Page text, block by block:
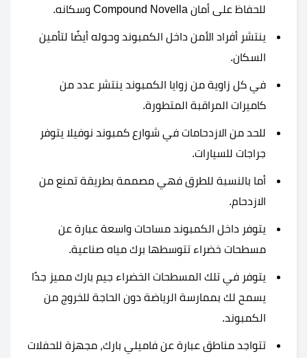
للحفاظ على أمان Compound Novella وسكانه.
ينتشر أفراد الأمن داخل الكمبوند وحوله أيضًا لتأمين
السكان.
في كل زاوية من زوايا الكمبوند ينتشر عدد من
كاميرات المراقبة المتطورة.
للحد من الازدحامات في شوارع كمبوند نوفيلا يتوفر
جراجات للسيارات.
أما بالنسبة للطرق فهي مصممة بطريقة تمنع من
الازدحام.
يتوفر داخل الكمبوند مساحات واسعة عبارة عن
مسطحات خضراء تتوسطها برك مياه صناعية.
يتوفر في تلك المسطحات الخضراء جيم بارك مميز جدًا
يسمح لك بممارسة الرياضة دون الحاجة للخروج من
الكمبوند.
تتواجد مناطق عبارة عن فاميلي بارك، مجهزة للحفلات